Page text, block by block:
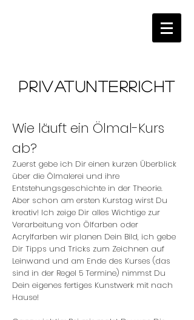
Privatunterricht
Wie läuft ein Ölmal-Kurs
ab?
Zuerst gebe ich Dir einen kurzen Überblick
über die Ölmalerei und ihre
Entstehungsgeschichte in der Theorie.
Aber schon am ersten Kurstag wirst Du
kreativ! Ich zeige Dir alles Wichtige zur
Verarbeitung von Ölfarben oder
Acrylfarben wir planen Dein Bild, ich gebe
Dir Tipps und Tricks zum Zeichnen auf
Leinwand und am Ende des Kurses (das
sind in der Regel 5 Termine) nimmst Du
Dein eigenes fertiges Kunstwerk mit nach
Hause!